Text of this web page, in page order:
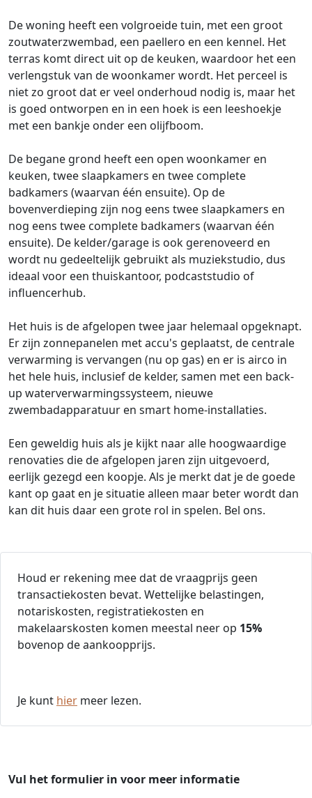
De woning heeft een volgroeide tuin, met een groot
zoutwaterzwembad, een paellero en een kennel. Het
terras komt direct uit op de keuken, waardoor het een
verlengstuk van de woonkamer wordt. Het perceel is
niet zo groot dat er veel onderhoud nodig is, maar het
is goed ontworpen en in een hoek is een leeshoekje
met een bankje onder een olijfboom.
De begane grond heeft een open woonkamer en
keuken, twee slaapkamers en twee complete
badkamers (waarvan één ensuite). Op de
bovenverdieping zijn nog eens twee slaapkamers en
nog eens twee complete badkamers (waarvan één
ensuite). De kelder/garage is ook gerenoveerd en
wordt nu gedeeltelijk gebruikt als muziekstudio, dus
ideaal voor een thuiskantoor, podcaststudio of
influencerhub.
Het huis is de afgelopen twee jaar helemaal opgeknapt.
Er zijn zonnepanelen met accu's geplaatst, de centrale
verwarming is vervangen (nu op gas) en er is airco in
het hele huis, inclusief de kelder, samen met een back-
up waterverwarmingssysteem, nieuwe
zwembadapparatuur en smart home-installaties.
Een geweldig huis als je kijkt naar alle hoogwaardige
renovaties die de afgelopen jaren zijn uitgevoerd,
eerlijk gezegd een koopje. Als je merkt dat je de goede
kant op gaat en je situatie alleen maar beter wordt dan
kan dit huis daar een grote rol in spelen. Bel ons.
Houd er rekening mee dat de vraagprijs geen
transactiekosten bevat. Wettelijke belastingen,
notariskosten, registratiekosten en
makelaarskosten komen meestal neer op 15%
bovenop de aankoopprijs.
Je kunt hier meer lezen.
Vul het formulier in voor meer informatie